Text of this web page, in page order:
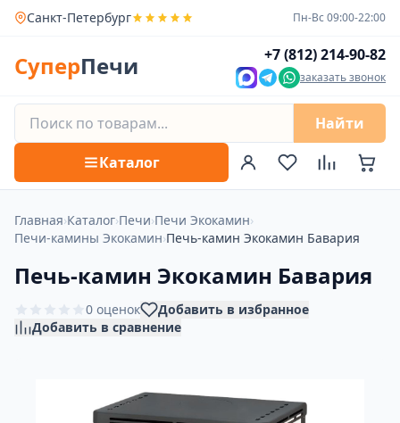
Санкт-Петербург Пн-Вс 09:00-22:00
СуперПечи +7 (812) 214-90-82
заказать звонок
Найти
Каталог
Главная›Каталог›Печи›Печи Экокамин›
Печи-камины Экокамин›Печь-камин Экокамин Бавария
Печь-камин Экокамин Бавария
0 оценок
Добавить в избранное
Добавить в сравнение